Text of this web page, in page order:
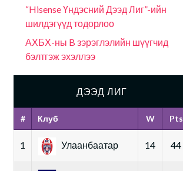
“Hisense Үндэсний Дээд Лиг”-ийн
шилдэгүүд тодорлоо
АХБХ-ны B зэрэглэлийн шүүгчид
бэлтгэж эхэллээ
ДЭЭД ЛИГ
# Клуб W Pts
1 Улаанбаатар 14 44